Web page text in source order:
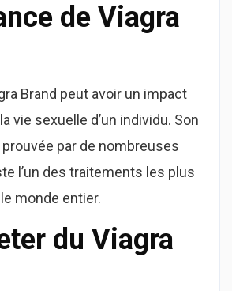
de Viagra
Brand peut avoir un impact
vie sexuelle d’un individu. Son
par de nombreuses
l’un des traitements les plus
monde entier.
du Viagra